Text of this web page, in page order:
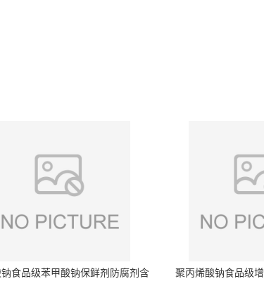
食品级苯甲酸钠保鲜剂防腐剂含
聚丙烯酸钠食品级